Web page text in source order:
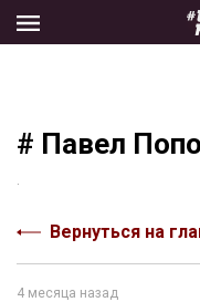
the
# Павел
Вернуться на
4 месяца назад